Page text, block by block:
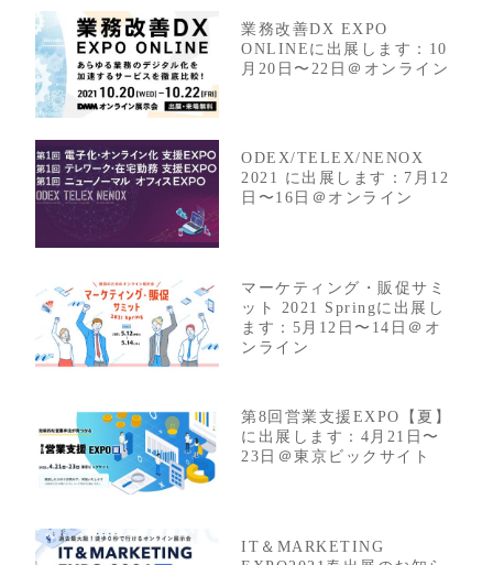
業務改善DX EXPO
ONLINEに出展します：10
月20日〜22日＠オンライン
ODEX/TELEX/NENOX
2021 に出展します：7月12
日〜16日＠オンライン
マーケティング・販促サミ
ット 2021 Springに出展し
ます：5月12日〜14日＠オ
ンライン
第8回営業支援EXPO【夏】
に出展します：4月21日〜
23日＠東京ビックサイト
IT＆MARKETING